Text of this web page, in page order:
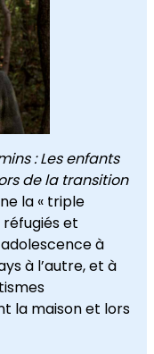
: Les enfants
de la transition
la « triple
réfugiés et
à
à l’autre, et à
la maison et lors